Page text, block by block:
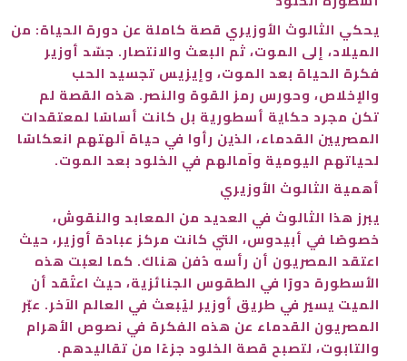
يحكي الثالوث الأوزيري قصة كاملة عن دورة الحياة: من
الميلاد، إلى الموت، ثم البعث والانتصار. جسّد أوزير
فكرة الحياة بعد الموت، وإيزيس تجسيد الحب
والإخلاص، وحورس رمز القوة والنصر. هذه القصة لم
تكن مجرد حكاية أسطورية بل كانت أساسًا لمعتقدات
المصريين القدماء، الذين رأوا في حياة آلهتهم انعكاسًا
لحياتهم اليومية وآمالهم في الخلود بعد الموت.
أهمية الثالوث الأوزيري
يبرز هذا الثالوث في العديد من المعابد والنقوش،
خصوصًا في أبيدوس، التي كانت مركز عبادة أوزير، حيث
اعتقد المصريون أن رأسه دُفن هناك. كما لعبت هذه
الأسطورة دورًا في الطقوس الجنائزية، حيث اعتُقد أن
الميت يسير في طريق أوزير ليُبعث في العالم الآخر. عبّر
المصريون القدماء عن هذه الفكرة في نصوص الأهرام
والتابوت، لتصبح قصة الخلود جزءًا من تقاليدهم.